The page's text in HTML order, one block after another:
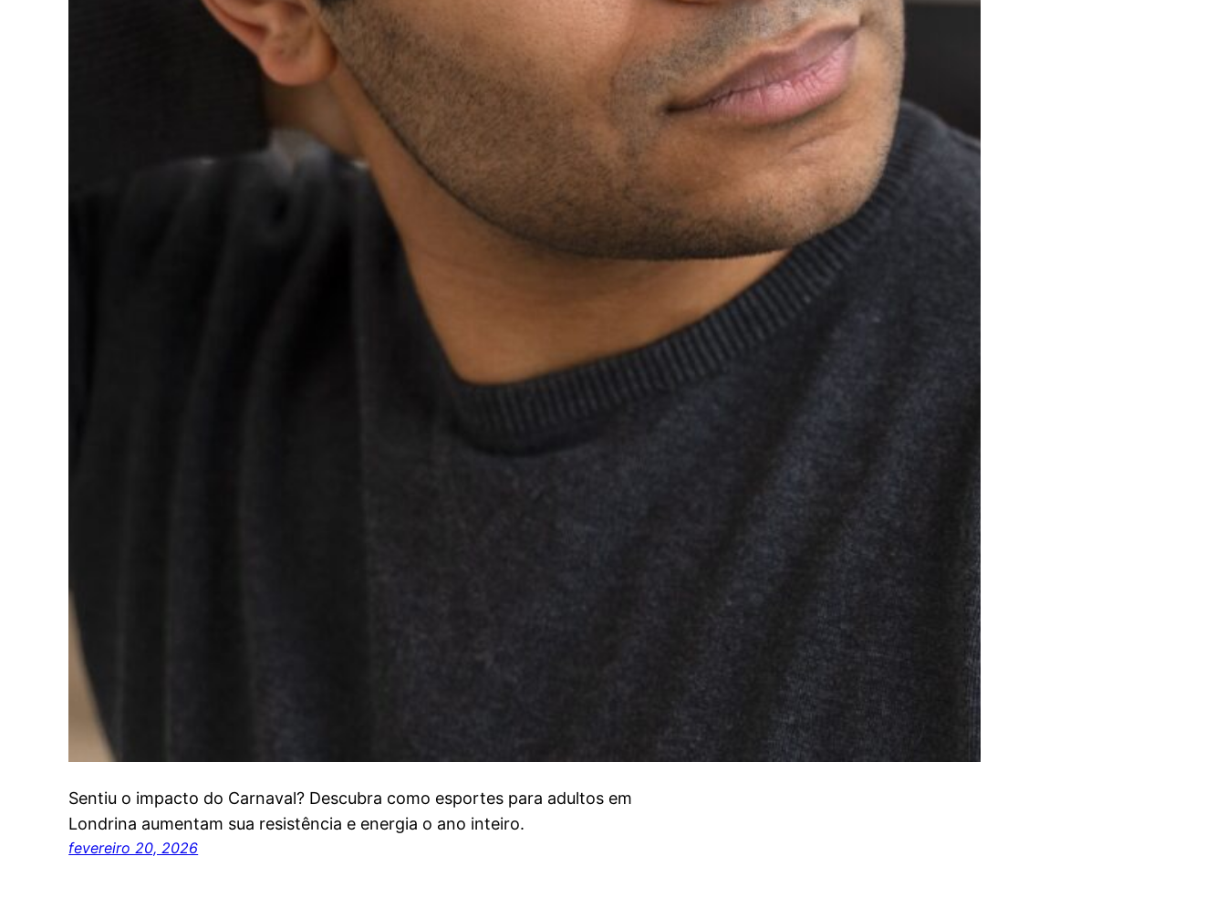
Sentiu o impacto do Carnaval? Descubra como esportes para adultos em
Londrina aumentam sua resistência e energia o ano inteiro.
fevereiro 20, 2026